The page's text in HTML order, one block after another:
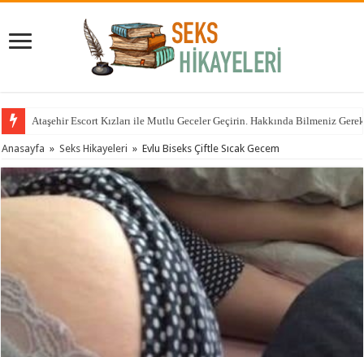
Ataşehir Escort Kızları ile Mutlu Geceler Geçirin. Hakkında Bilmeniz
Anasayfa » Seks Hikayeleri » Evlu Biseks Çiftle Sıcak Gecem